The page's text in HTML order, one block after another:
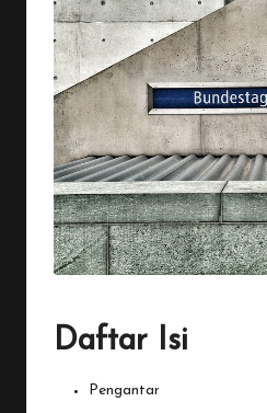
Daftar Isi
Pengantar